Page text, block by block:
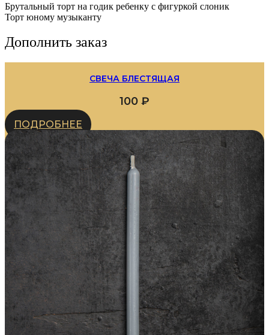
Брутальный торт на годик ребенку с фигуркой слоник
Торт юному музыканту
Дополнить заказ
СВЕЧА БЛЕСТЯЩАЯ
100 ₽
ПОДРОБНЕЕ